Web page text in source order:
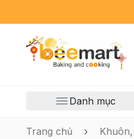
Danh mục
Trang chủ